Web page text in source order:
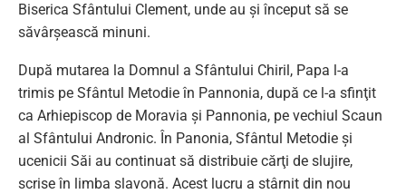
Biserica Sfântului Clement, unde au şi început să se
săvârşească minuni.
După mutarea la Domnul a Sfântului Chiril, Papa l-a
trimis pe Sfântul Metodie în Pannonia, după ce l-a sfinţit
ca Arhiepiscop de Moravia şi Pannonia, pe vechiul Scaun
al Sfântului Andronic. În Panonia, Sfântul Metodie şi
ucenicii Săi au continuat să distribuie cărţi de slujire,
scrise în limba slavonă. Acest lucru a stârnit din nou